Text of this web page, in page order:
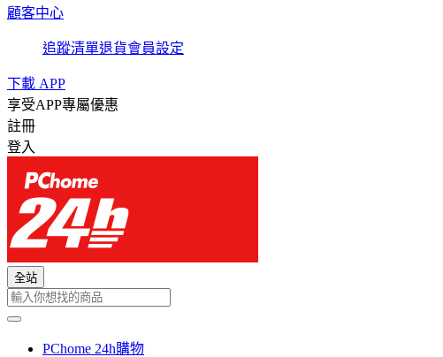
顧客中心
追蹤清單退貨會員設定
下載 APP
享受APP專屬優惠
註冊
登入
全站
PChome 24h購物